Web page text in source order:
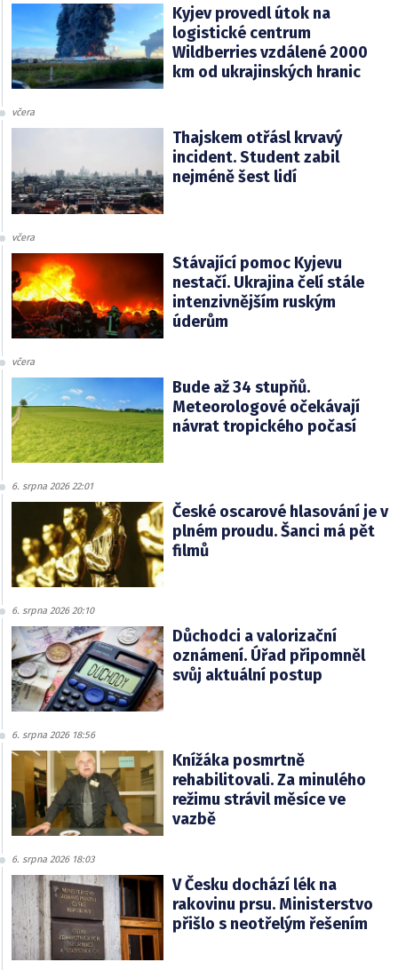
Kyjev provedl útok na
logistické centrum
Wildberries vzdálené 2000
km od ukrajinských hranic
včera
Thajskem otřásl krvavý
incident. Student zabil
nejméně šest lidí
včera
Stávající pomoc Kyjevu
nestačí. Ukrajina čelí stále
intenzivnějším ruským
úderům
včera
Bude až 34 stupňů.
Meteorologové očekávají
návrat tropického počasí
6. srpna 2026 22:01
České oscarové hlasování je v
plném proudu. Šanci má pět
filmů
6. srpna 2026 20:10
Důchodci a valorizační
oznámení. Úřad připomněl
svůj aktuální postup
6. srpna 2026 18:56
Knížáka posmrtně
rehabilitovali. Za minulého
režimu strávil měsíce ve
vazbě
6. srpna 2026 18:03
V Česku dochází lék na
rakovinu prsu. Ministerstvo
přišlo s neotřelým řešením